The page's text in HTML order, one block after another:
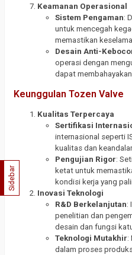
Keamanan Operasional
Sistem Pengaman:
untuk mencegah
memastikan
Desain Anti-
operasi dengan
dapat membahayakan.
Keunggulan Tozen Valve
Kualitas Terpercaya
Sertifikasi
internasional seperti
kualitas dan
Pengujian Rigor:
ketat untuk
kondisi kerja yang
Inovasi Teknologi
R&D Berkelanjutan:
penelitian dan
desain dan fungsi
Teknologi Mutakhir:
dalam proses
Sidebar